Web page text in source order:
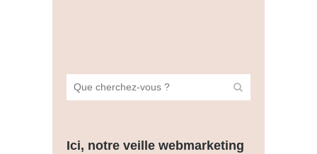
Ici, notre veille webmarketing